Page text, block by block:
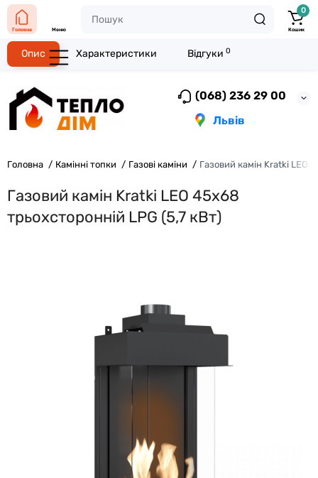
(068) 236 29 00
Львів
Головна Меню
0
Кошик
Головна Камінні топки Газові каміни Газовий камін Kratki LEO
Газовий камін Kratki LEO 45х68
трьохсторонній LPG (5,7 кВт)
Опис Характеристики Відгуки 0